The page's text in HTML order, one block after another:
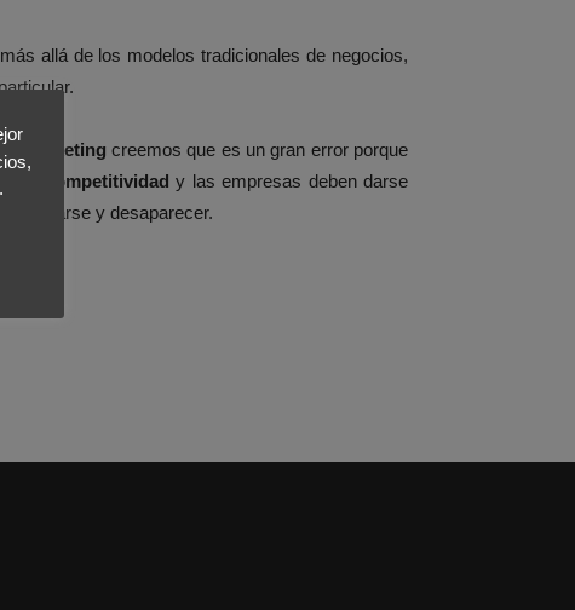
allá de los modelos tradicionales de negocios,
creemos que es un gran error porque
competitividad y las empresas deben darse
y desaparecer.